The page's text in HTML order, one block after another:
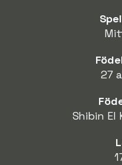
27
Shibin El